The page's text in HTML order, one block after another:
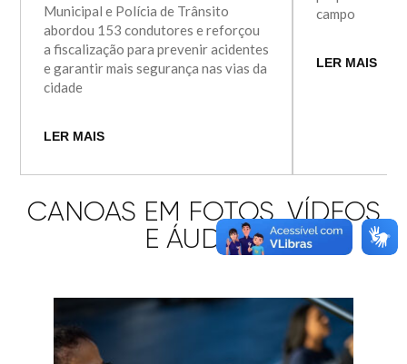
Municipal e Polícia de Trânsito
abordou 153 condutores e reforçou
a fiscalização para prevenir acidentes
e garantir mais segurança nas vias da
cidade
LER MAIS
campo
LER MAIS
CANOAS EM FOTOS, VÍDEOS
E ÁUDIOS